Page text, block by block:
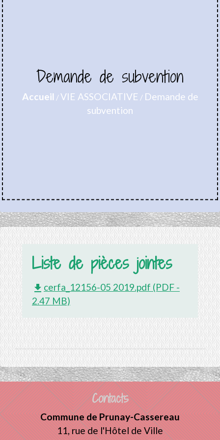
Demande de subvention
Accueil /VIE ASSOCIATIVE / Demande de
subvention
Liste de pièces jointes
file_download cerfa_12156-05 2019.pdf (PDF -
2.47 MB)
Contacts
Commune de Prunay-Cassereau
11, rue de l'Hôtel de Ville